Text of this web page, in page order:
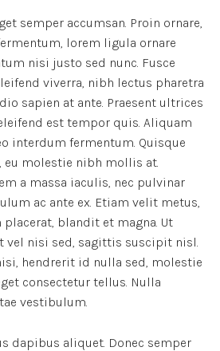
semper accumsan. Proin ornare,
lorem ligula ornare
nisi justo sed nunc. Fusce
viverra, nibh lectus pharetra
sapien at ante. Praesent ultrices
est tempor quis. Aliquam
interdum fermentum. Quisque
molestie nibh mollis at.
a massa iaculis, nec pulvinar
ac ante ex. Etiam velit metus,
blandit et magna. Ut
vel nisi sed, sagittis suscipit nisl.
hendrerit id nulla sed, molestie
consectetur tellus. Nulla
vestibulum.
dapibus aliquet. Donec semper